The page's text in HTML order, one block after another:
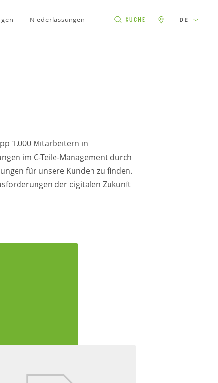
Niederlassungen SUCHE DE
1.000 Mitarbeitern in
im C-Teile-Management durch
für unsere Kunden zu finden.
der digitalen Zukunft